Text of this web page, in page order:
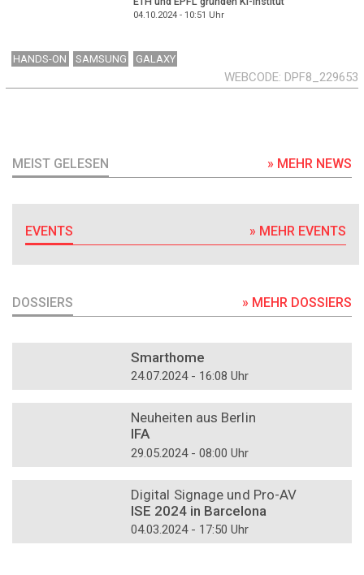
04.10.2024 - 10:51 Uhr
HANDS-ON SAMSUNG GALAXY
WEBCODE DPF8_229653
MEIST GELESEN » MEHR NEWS
EVENTS » MEHR EVENTS
DOSSIERS » MEHR DOSSIERS
Smarthome
24.07.2024 - 16:08 Uhr
Neuheiten aus Berlin
IFA
29.05.2024 - 08:00 Uhr
Digital Signage und Pro-AV
ISE 2024 in Barcelona
04.03.2024 - 17:50 Uhr